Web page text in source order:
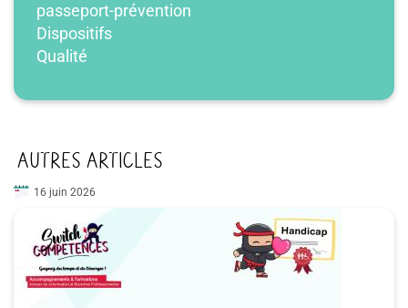
passeport-prévention
Dispositifs
Qualité
AUTRES ARTICLES
16 juin 2026